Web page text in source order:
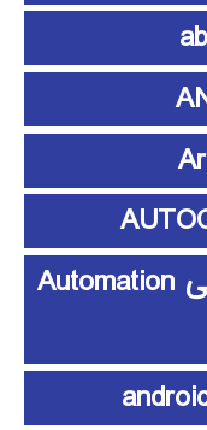
آموزش اتوماسیون صنعتی Automation